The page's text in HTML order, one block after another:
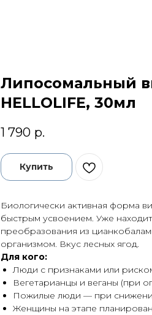
Липосомальный
HELLOLIFE, 30мл
1 790 р.
Купить
Биологически активная форма
быстрым усвоением. Уже
преобразования из
организмом. Вкус лесных ягод.
Для кого:
Люди с признаками или
Вегетарианцы и веганы (при
Пожилые люди — при
Женщины на этапе